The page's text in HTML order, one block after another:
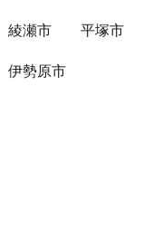
綾瀬市 平塚市
伊勢原市